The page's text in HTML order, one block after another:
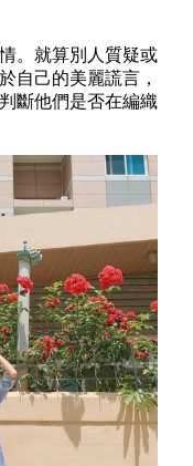
。就算別人質疑或
自己的美麗謊言，
斷他們是否在編織